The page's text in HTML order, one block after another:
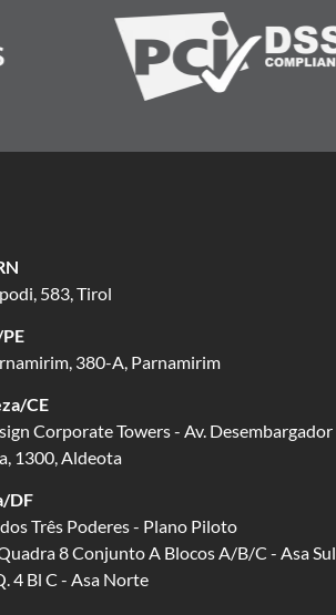
583, Tirol
380-A, Parnamirim
CE
Corporate Towers - Av. Desembargador
1300, Aldeota
DF
dos Três Poderes - Plano Piloto
Quadra 8 Conjunto A Blocos A/B/C - Asa Sul
4 Bl C - Asa Norte